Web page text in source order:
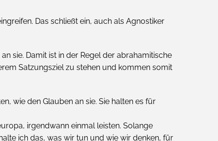
Das schließt ein, auch als Agnostiker
sie. Damit ist in der Regel der abrahamitische
Satzungsziel zu stehen und kommen somit
wie den Glauben an sie. Sie halten es für
irgendwann einmal leisten. Solange
ich das, was wir tun und wie wir denken, für